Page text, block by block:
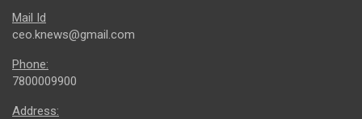
Mail Id
ceo.knews@gmail.com
Phone:
7800009900
Address: